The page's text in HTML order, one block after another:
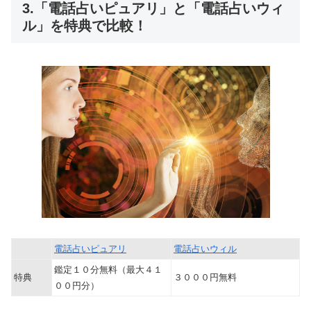
3.「電話占いピュアリ」と「電話占いウィ
ル」を特典で比較！
電話占いピュアリ 電話占いウィル
特典
鑑定１０分無料（最大４１
００円分）
３０００円無料